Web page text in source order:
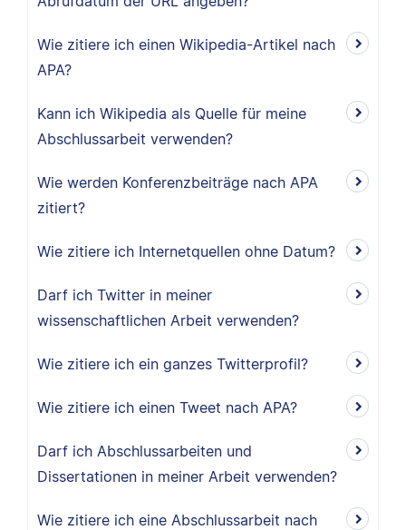
Wie zitiere ich einen Wikipedia-Artikel nach
APA?
Kann ich Wikipedia als Quelle für meine
Abschlussarbeit verwenden?
Wie werden Konferenzbeiträge nach APA
zitiert?
Wie zitiere ich Internetquellen ohne Datum?
Darf ich Twitter in meiner
wissenschaftlichen Arbeit verwenden?
Wie zitiere ich ein ganzes Twitterprofil?
Wie zitiere ich einen Tweet nach APA?
Darf ich Abschlussarbeiten und
Dissertationen in meiner Arbeit verwenden?
Wie zitiere ich eine Abschlussarbeit nach